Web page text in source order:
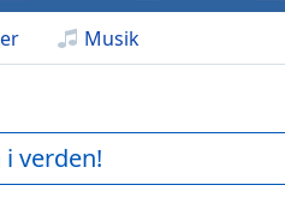
Musik
verden!